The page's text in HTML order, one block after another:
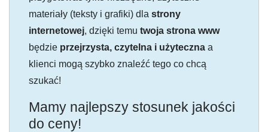
materiały (teksty i grafiki) dla strony
internetowej, dzięki temu twoja strona www
będzie przejrzysta, czytelna i użyteczna a
klienci mogą szybko znaleźć tego co chcą
szukać!
Mamy najlepszy stosunek jakości
do ceny!